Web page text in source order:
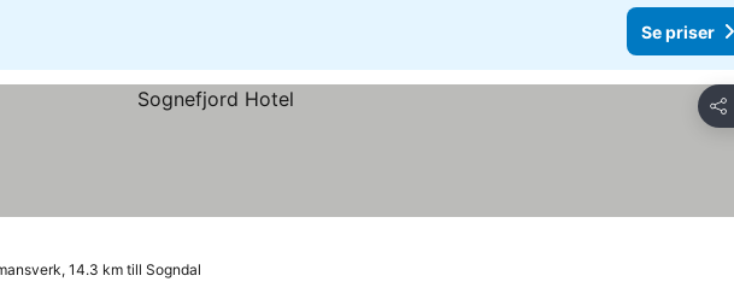
Se priser
Dela
14.3 km till Sogndal